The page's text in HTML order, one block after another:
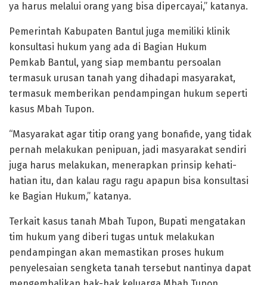
ya harus melalui orang yang bisa dipercayai,” katanya.
Pemerintah Kabupaten Bantul juga memiliki klinik
konsultasi hukum yang ada di Bagian Hukum
Pemkab Bantul, yang siap membantu persoalan
termasuk urusan tanah yang dihadapi masyarakat,
termasuk memberikan pendampingan hukum seperti
kasus Mbah Tupon.
“Masyarakat agar titip orang yang bonafide, yang tidak
pernah melakukan penipuan, jadi masyarakat sendiri
juga harus melakukan, menerapkan prinsip kehati-
hatian itu, dan kalau ragu ragu apapun bisa konsultasi
ke Bagian Hukum,” katanya.
Terkait kasus tanah Mbah Tupon, Bupati mengatakan
tim hukum yang diberi tugas untuk melakukan
pendampingan akan memastikan proses hukum
penyelesaian sengketa tanah tersebut nantinya dapat